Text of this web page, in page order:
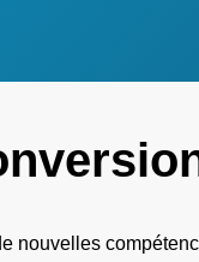
nouvelles